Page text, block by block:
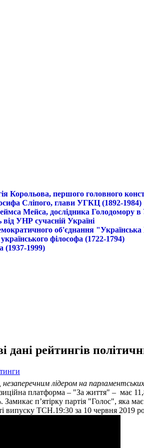
Корольова, першого головного
Сліпого, глави УГКЦ (1892-1984)
Мейса, дослідника Голодомору в
УНР сучасній Україні
об'єднання
філософа (1722-1794)
(1937-1999)
дані рейтингів
лідером на
платформа – "За життя" – має
Замикає п’ятірку партія "Голос", яка
випуску ТСН.19:30 за 10 червня 2019